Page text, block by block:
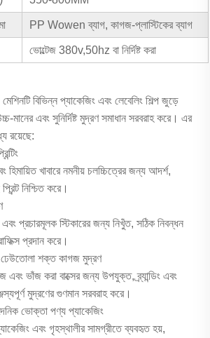
PP Wowen ব্যাগ, কাগজ-প্লাস্টিকের ব্যাগ
ভোল্টেজ 380v,50hz বা নির্দিষ্ট করা
বিভিন্ন প্যাকেজিং এবং লেবেলিং শিল্প জুড়ে
মানের এবং সুনির্দিষ্ট মুদ্রণ সমাধান সরবরাহ করে। এর
রয়েছে:
হিমায়িত খাবারে নমনীয় চলচ্চিত্রের জন্য আদর্শ,
নিশ্চিত করে।
প্রচারমূলক স্টিকারের জন্য নিখুঁত, সঠিক নিবন্ধন
প্রদান করে।
ঢেউতোলা শক্ত কাগজ মুদ্রণ
ভাঁজ করা বাক্সের জন্য উপযুক্ত, ব্র্যান্ডিং এবং
মুদ্রণের গুণমান সরবরাহ করে।
ভোক্তা পণ্য প্যাকেজিং
এবং গৃহস্থালীর সামগ্রীতে ব্যবহৃত হয়,